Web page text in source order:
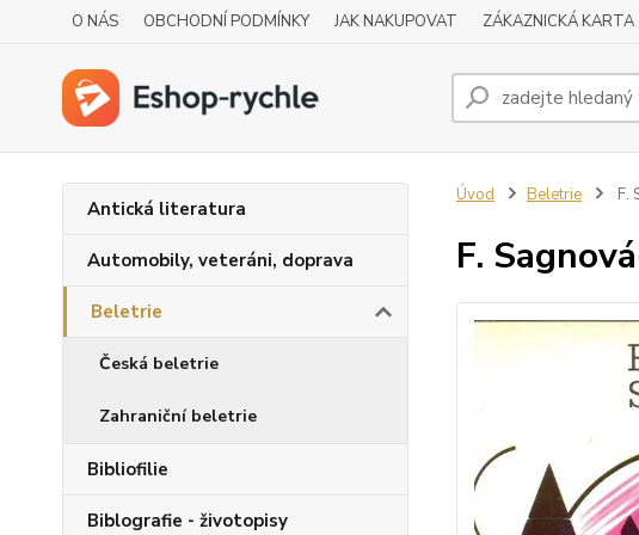
O NÁS OBCHODNÍ PODMÍNKY JAK NAKUPOVAT ZÁKAZNICKÁ KARTA
Antická literatura
Automobily, veteráni, doprava
Beletrie
Česká beletrie
Zahraniční beletrie
Bibliofilie
Biblografie - životopisy
Úvod Beletrie F.
F.